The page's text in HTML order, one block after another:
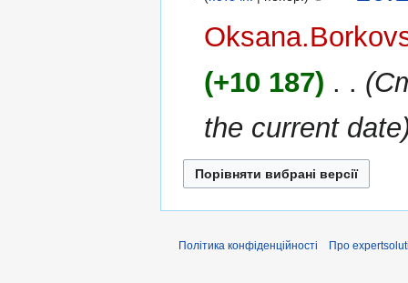
+10 187
the current date
Політика конфіденційності Про